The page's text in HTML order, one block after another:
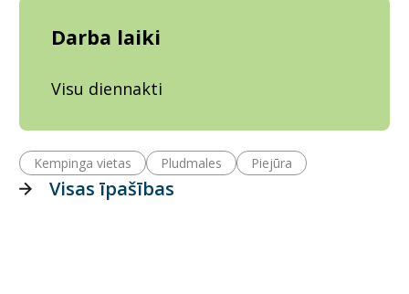
Darba laiki
Visu diennakti
Kempinga vietas Pludmales Piejūra
Visas īpašības